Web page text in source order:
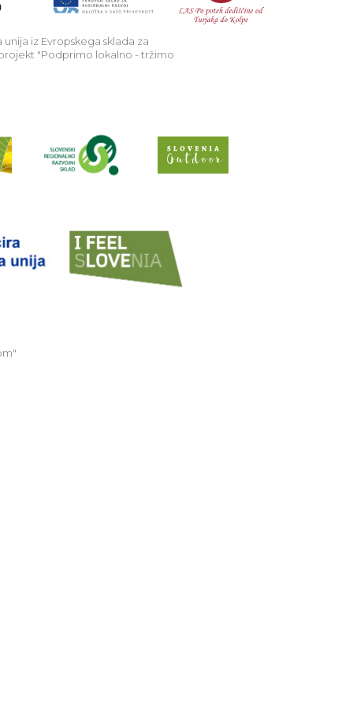
iz Evropskega sklada za
"Podprimo lokalno - tržimo
Trails